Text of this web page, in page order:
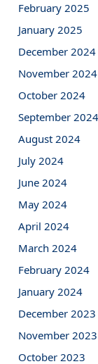
February 2025
January 2025
December 2024
November 2024
October 2024
September 2024
August 2024
July 2024
June 2024
May 2024
April 2024
March 2024
February 2024
January 2024
December 2023
November 2023
October 2023